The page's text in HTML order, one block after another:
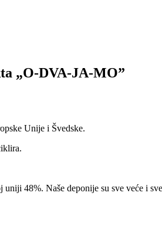
„O-DVA-JA-MO”
Unije i Švedske.
48%. Naše deponije su sve veće i